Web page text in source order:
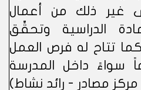
غير ذلك من أعمال
الدراسية وتحقِّق
كما تتاح له فرص العمل
سواءً داخل المدرسة
مصادر - رائد نشاط)